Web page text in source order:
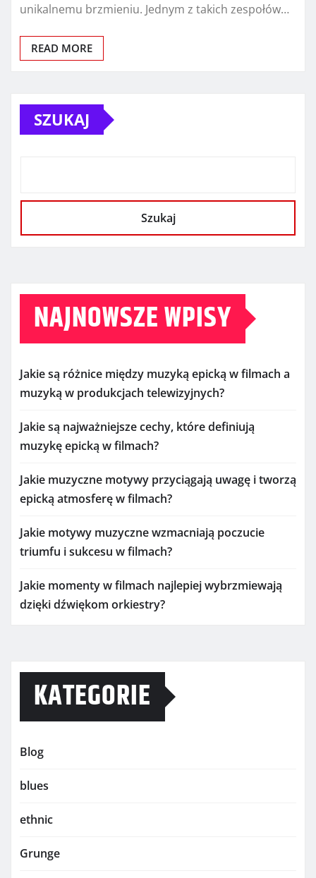
unikalnemu brzmieniu. Jednym z takich zespołów…
READ MORE
SZUKAJ
Szukaj
NAJNOWSZE WPISY
Jakie są różnice między muzyką epicką w filmach a
muzyką w produkcjach telewizyjnych?
Jakie są najważniejsze cechy, które definiują
muzykę epicką w filmach?
Jakie muzyczne motywy przyciągają uwagę i tworzą
epicką atmosferę w filmach?
Jakie motywy muzyczne wzmacniają poczucie
triumfu i sukcesu w filmach?
Jakie momenty w filmach najlepiej wybrzmiewają
dzięki dźwiękom orkiestry?
KATEGORIE
Blog
blues
ethnic
Grunge